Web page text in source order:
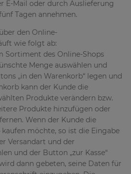
Mail oder durch Auslieferung
Tagen annehmen.
den Online-
wie folgt ab:
Sortiment des Online-Shops
Menge auswählen und
„in den Warenkorb“ legen und
kann der Kunde die
Produkte verändern bzw.
Produkte hinzufügen oder
Wenn der Kunde die
möchte, so ist die Eingabe
Versandart und der
und der Button „zur Kasse“
dann gebeten, seine Daten für